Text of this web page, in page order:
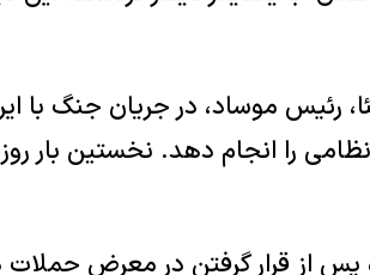
رئیس موساد، در جریان جنگ با
را انجام دهد. نخستین بار
پس از قرار گرفتن در معرض حملات